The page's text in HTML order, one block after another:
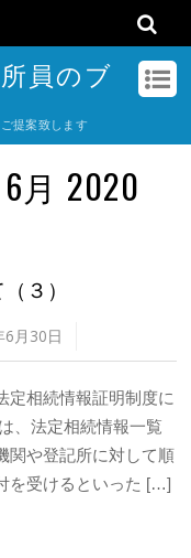
員のブ
提案致します
6月 2020
３）
6月30日
定相続情報証明制度に
、法定相続情報一覧
関や登記所に対して順
を受けるといった […]